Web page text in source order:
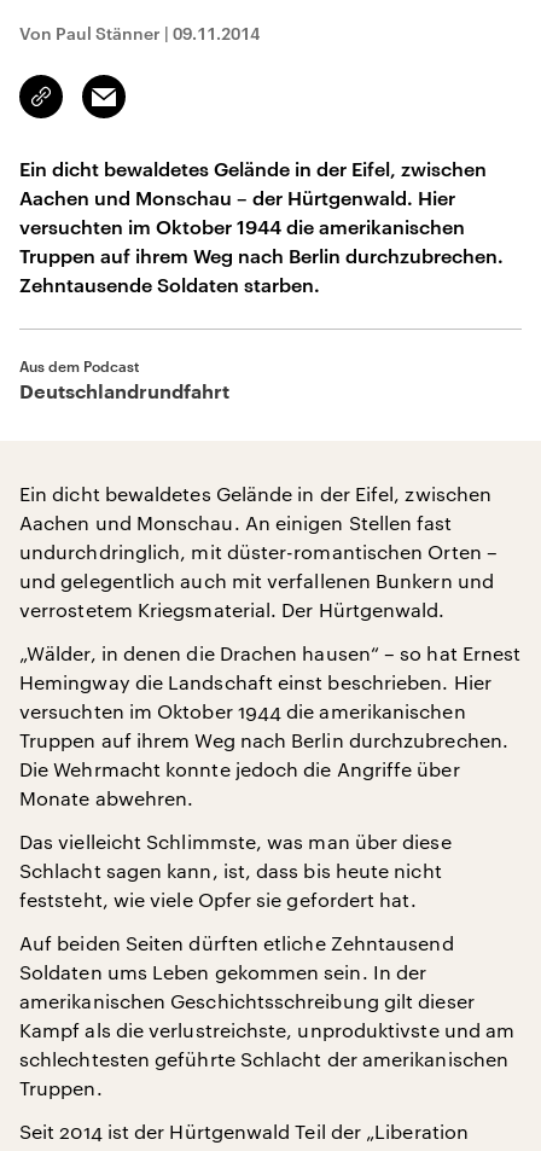
Von Paul Stänner | 09.11.2014
Link
kopieren/teilen
Email
Ein dicht bewaldetes Gelände in der Eifel, zwischen
Aachen und Monschau – der Hürtgenwald. Hier
versuchten im Oktober 1944 die amerikanischen
Truppen auf ihrem Weg nach Berlin durchzubrechen.
Zehntausende Soldaten starben.
Aus dem Podcast
Deutschlandrundfahrt
Ein dicht bewaldetes Gelände in der Eifel, zwischen
Aachen und Monschau. An einigen Stellen fast
undurchdringlich, mit düster-romantischen Orten –
und gelegentlich auch mit verfallenen Bunkern und
verrostetem Kriegsmaterial. Der Hürtgenwald.
„Wälder, in denen die Drachen hausen“ – so hat Ernest
Hemingway die Landschaft einst beschrieben. Hier
versuchten im Oktober 1944 die amerikanischen
Truppen auf ihrem Weg nach Berlin durchzubrechen.
Die Wehrmacht konnte jedoch die Angriffe über
Monate abwehren.
Das vielleicht Schlimmste, was man über diese
Schlacht sagen kann, ist, dass bis heute nicht
feststeht, wie viele Opfer sie gefordert hat.
Auf beiden Seiten dürften etliche Zehntausend
Soldaten ums Leben gekommen sein. In der
amerikanischen Geschichtsschreibung gilt dieser
Kampf als die verlustreichste, unproduktivste und am
schlechtesten geführte Schlacht der amerikanischen
Truppen.
Seit 2014 ist der Hürtgenwald Teil der „Liberation